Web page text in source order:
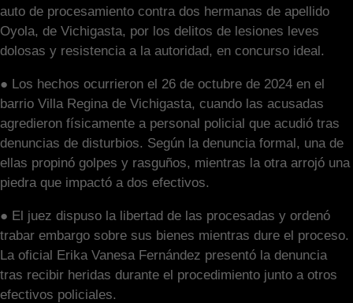
auto de procesamiento contra dos hermanas de apellido
Oyola, de Vichigasta, por los delitos de lesiones leves
dolosas y resistencia a la autoridad, en concurso ideal.
● Los hechos ocurrieron el 26 de octubre de 2024 en el
barrio Villa Regina de Vichigasta, cuando las acusadas
agredieron físicamente a personal policial que acudió tras
denuncias de disturbios. Según la denuncia formal, una de
ellas propinó golpes y rasguños, mientras la otra arrojó una
piedra que impactó a dos efectivos.
● El juez dispuso la libertad de las procesadas y ordenó
trabar embargo sobre sus bienes mientras dure el proceso.
La oficial Erika Vanesa Fernández presentó la denuncia
tras recibir heridas durante el procedimiento junto a otros
efectivos policiales.